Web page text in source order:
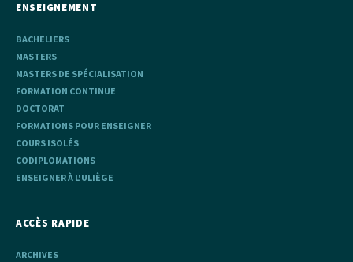
ENSEIGNEMENT
BACHELIERS
MASTERS
MASTERS DE SPÉCIALISATION
FORMATION CONTINUE
DOCTORAT
FORMATIONS POUR ENSEIGNER
COURS ISOLÉS
CODIPLOMATIONS
ENSEIGNER À L'ULIÈGE
ACCÈS RAPIDE
ARCHIVES